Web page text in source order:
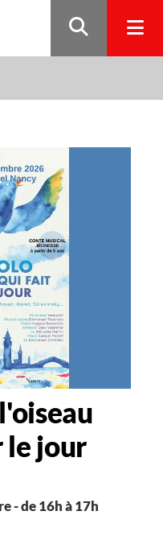
le jour
- de 16h à 17h